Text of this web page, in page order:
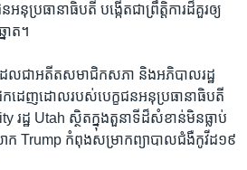
ប្រធានាធិបតី​ បង្កើត​ជាព្រឹត្តិការ​ដ៏គួរ​ឲ្យ​
ោត។​
ល​ជា​អតីត​សមាជិក​សភា​ និង​អភិបាលរដ្ឋ​
ក​ដេញ​ដោល​របស់​បេក្ខជន​អនុ​ប្រធានាធិបតី​
រដ្ឋ Utah ស្ថិត​ក្នុង​តួនាទី​ដ៏​សំខាន់​មិន​ធ្លាប់​
កំពុង​សម្រាក​ព្យាបាល​ជំងឺ​កូវីដ១៩​